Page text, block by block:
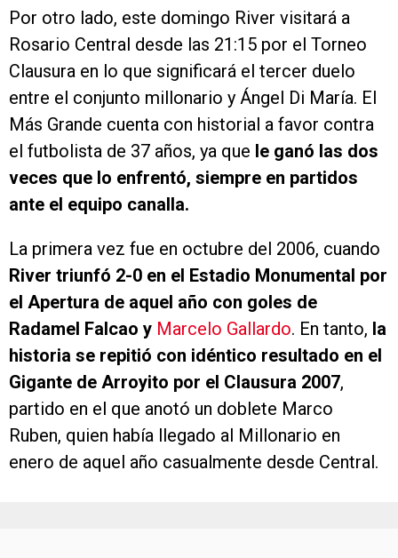
Por otro lado, este domingo River visitará a
Rosario Central desde las 21:15 por el Torneo
Clausura en lo que significará el tercer duelo
entre el conjunto millonario y Ángel Di María. El
Más Grande cuenta con historial a favor contra
el futbolista de 37 años, ya que le ganó las dos
veces que lo enfrentó, siempre en partidos
ante el equipo canalla.
La primera vez fue en octubre del 2006, cuando
River triunfó 2-0 en el Estadio Monumental por
el Apertura de aquel año con goles de
Radamel Falcao y Marcelo Gallardo. En tanto, la
historia se repitió con idéntico resultado en el
Gigante de Arroyito por el Clausura 2007,
partido en el que anotó un doblete Marco
Ruben, quien había llegado al Millonario en
enero de aquel año casualmente desde Central.